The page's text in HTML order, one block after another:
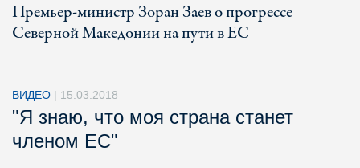
Премьер-министр Зоран Заев о прогрессе
Северной Македонии на пути в ЕС
ВИДЕО | 15.03.2018
"Я знаю, что моя страна станет
членом ЕС"